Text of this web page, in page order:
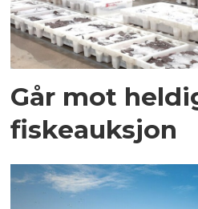
Går mot
fiskeauksjon